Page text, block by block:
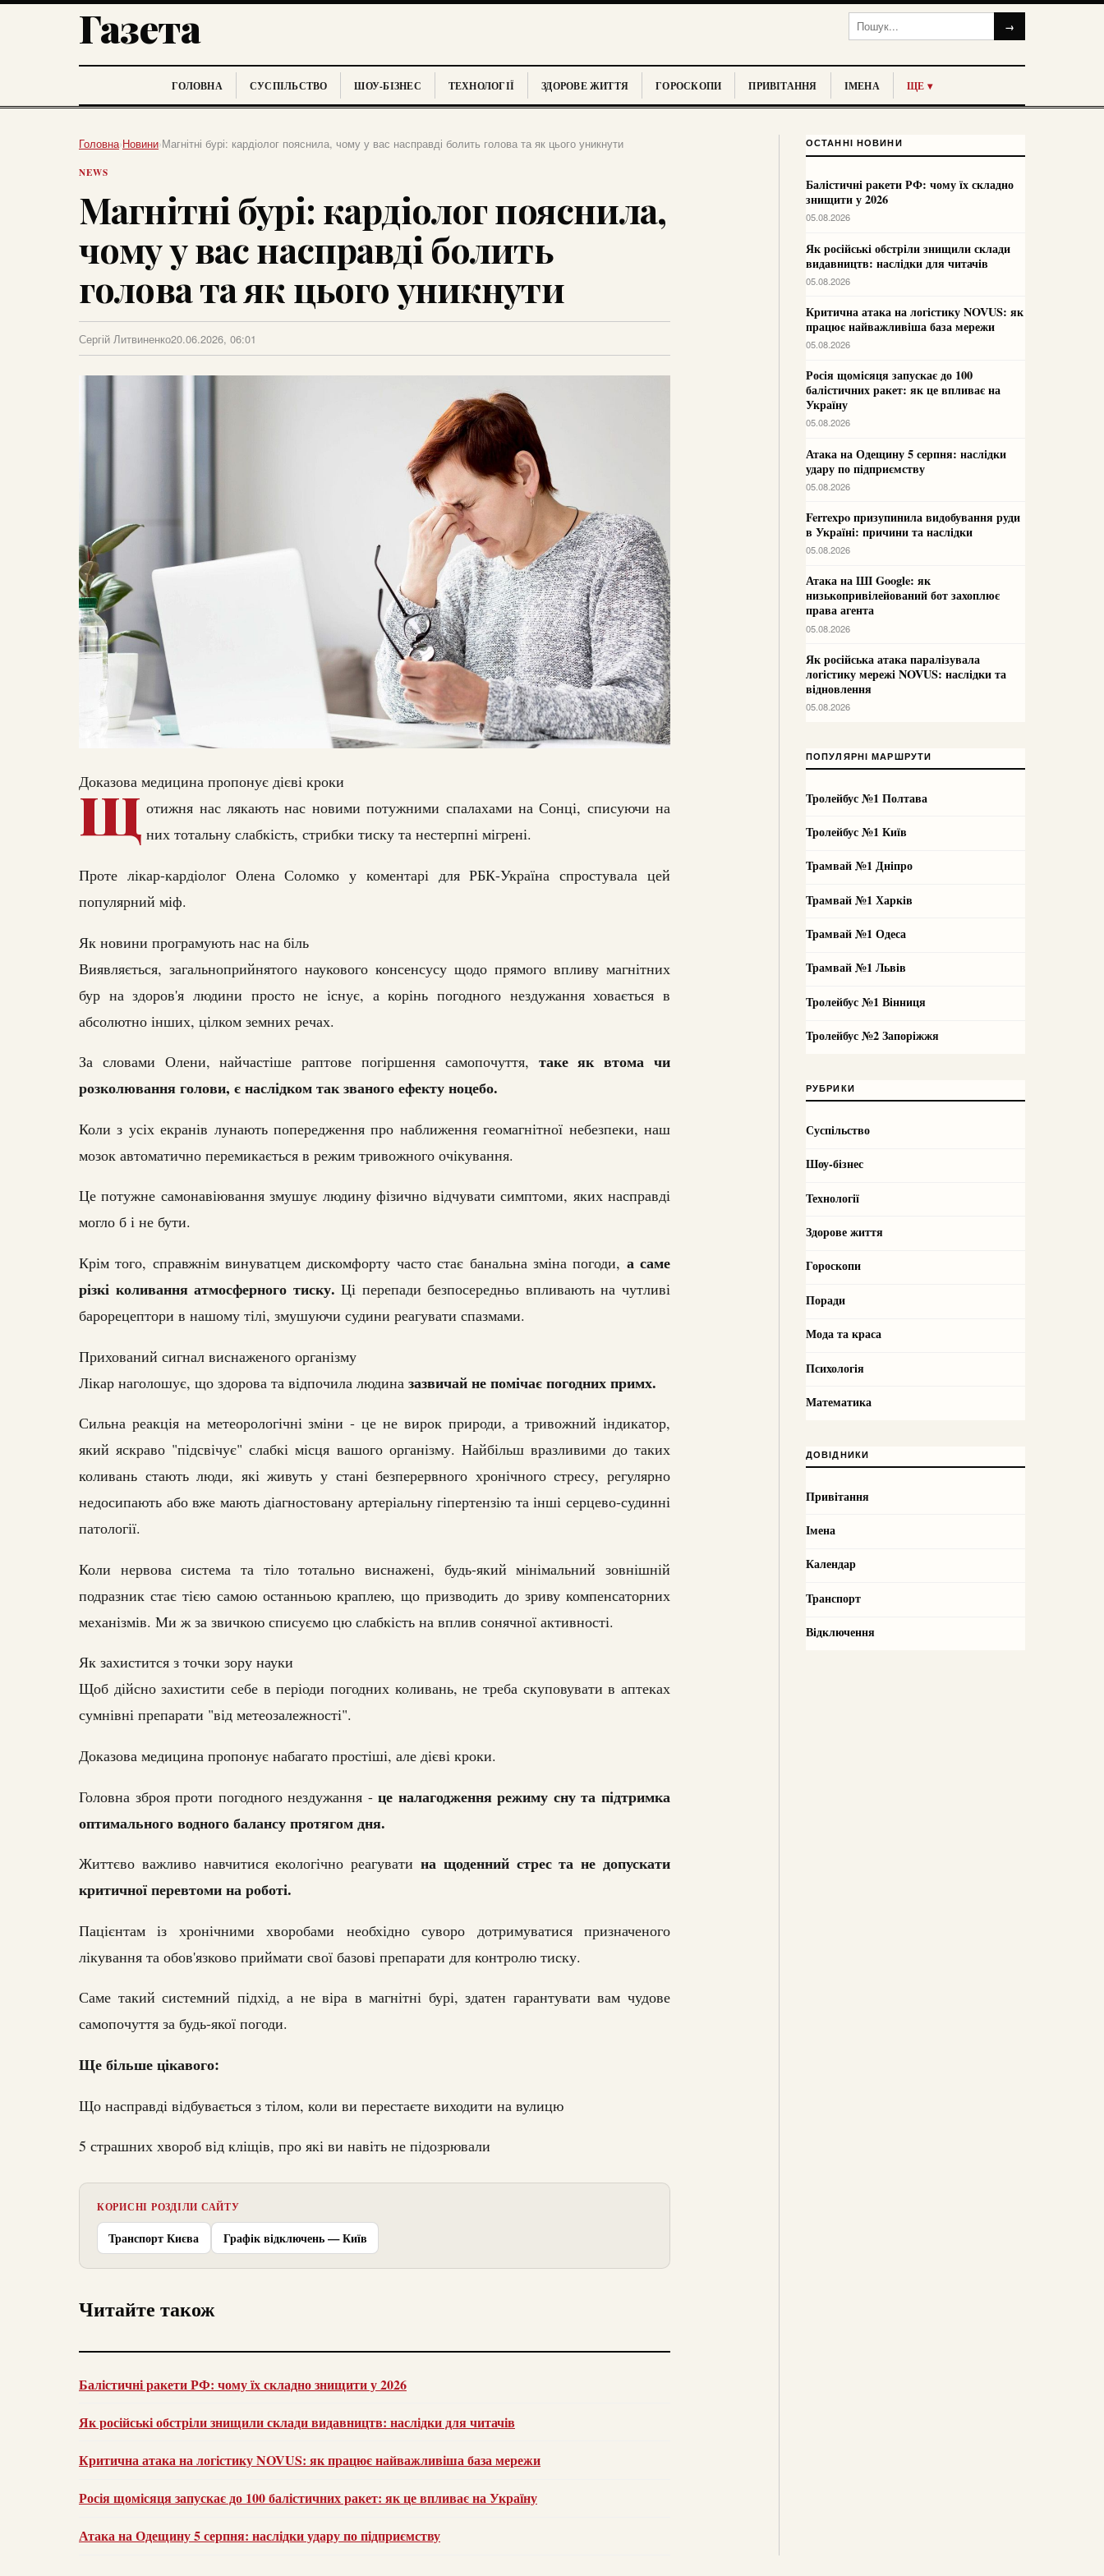
Газета →
ГОЛОВНА СУСПІЛЬСТВО ШОУ-БІЗНЕС ТЕХНОЛОГІЇ ЗДОРОВЕ ЖИТТЯ ГОРОСКОПИ ПРИВІТАННЯ ІМЕНА ЩЕ ▾
Головна›Новини›Магнітні бурі: кардіолог пояснила, чому у вас насправді болить голова та як цього уникнути
NEWS
Магнітні бурі: кардіолог пояснила,
чому у вас насправді болить
голова та як цього уникнути
Сергій Литвиненко20.06.2026, 06:01
Доказова медицина пропонує дієві кроки
Щ отижня нас лякають нас новими потужними спалахами на Сонці, списуючи на
них тотальну слабкість, стрибки тиску та нестерпні мігрені.
Проте лікар-кардіолог Олена Соломко у коментарі для РБК-Україна спростувала цей
популярний міф.
Як новини програмують нас на біль
Виявляється, загальноприйнятого наукового консенсусу щодо прямого впливу магнітних
бур на здоров'я людини просто не існує, а корінь погодного нездужання ховається в
абсолютно інших, цілком земних речах.
За словами Олени, найчастіше раптове погіршення самопочуття, таке як втома чи
розколювання голови, є наслідком так званого ефекту ноцебо.
Коли з усіх екранів лунають попередження про наближення геомагнітної небезпеки, наш
мозок автоматично перемикається в режим тривожного очікування.
Це потужне самонавіювання змушує людину фізично відчувати симптоми, яких насправді
могло б і не бути.
Крім того, справжнім винуватцем дискомфорту часто стає банальна зміна погоди, а саме
різкі коливання атмосферного тиску. Ці перепади безпосередньо впливають на чутливі
барорецептори в нашому тілі, змушуючи судини реагувати спазмами.
Прихований сигнал виснаженого організму
Лікар наголошує, що здорова та відпочила людина зазвичай не помічає погодних примх.
Сильна реакція на метеорологічні зміни - це не вирок природи, а тривожний індикатор,
який яскраво "підсвічує" слабкі місця вашого організму. Найбільш вразливими до таких
коливань стають люди, які живуть у стані безперервного хронічного стресу, регулярно
недосипають або вже мають діагностовану артеріальну гіпертензію та інші серцево-судинні
патології.
Коли нервова система та тіло тотально виснажені, будь-який мінімальний зовнішній
подразник стає тією самою останньою краплею, що призводить до зриву компенсаторних
механізмів. Ми ж за звичкою списуємо цю слабкість на вплив сонячної активності.
Як захистится з точки зору науки
Щоб дійсно захистити себе в періоди погодних коливань, не треба скуповувати в аптеках
сумнівні препарати "від метеозалежності".
Доказова медицина пропонує набагато простіші, але дієві кроки.
Головна зброя проти погодного нездужання -це налагодження режиму сну та підтримка
оптимального водного балансу протягом дня.
Життєво важливо навчитися екологічно реагувати на щоденний стрес та не допускати
критичної перевтоми на роботі.
Пацієнтам із хронічними хворобами необхідно суворо дотримуватися призначеного
лікування та обов'язково приймати свої базові препарати для контролю тиску.
Саме такий системний підхід, а не віра в магнітні бурі, здатен гарантувати вам чудове
самопочуття за будь-якої погоди.
Ще більше цікавого:
Що насправді відбувається з тілом, коли ви перестаєте виходити на вулицю
5 страшних хвороб від кліщів, про які ви навіть не підозрювали
КОРИСНІ РОЗДІЛИ САЙТУ
Транспорт Києва Графік відключень — Київ
Читайте також
Балістичні ракети РФ: чому їх складно знищити у 2026
Як російські обстріли знищили склади видавництв: наслідки для читачів
Критична атака на логістику NOVUS: як працює найважливіша база мережи
Росія щомісяця запускає до 100 балістичних ракет: як це впливає на Україну
Атака на Одещину 5 серпня: наслідки удару по підприємству
ОСТАННІ НОВИНИ
Балістичні ракети РФ: чому їх складно
знищити у 2026
05.08.2026
Як російські обстріли знищили склади
видавництв: наслідки для читачів
05.08.2026
Критична атака на логістику NOVUS: як
працює найважливіша база мережи
05.08.2026
Росія щомісяця запускає до 100
балістичних ракет: як це впливає на
Україну
05.08.2026
Атака на Одещину 5 серпня: наслідки
удару по підприємству
05.08.2026
Ferrexpo призупинила видобування руди
в Україні: причини та наслідки
05.08.2026
Атака на ШІ Google: як
низькопривілейований бот захоплює
права агента
05.08.2026
Як російська атака паралізувала
логістику мережі NOVUS: наслідки та
відновлення
05.08.2026
ПОПУЛЯРНІ МАРШРУТИ
Тролейбус №1 Полтава
Тролейбус №1 Київ
Трамвай №1 Дніпро
Трамвай №1 Харків
Трамвай №1 Одеса
Трамвай №1 Львів
Тролейбус №1 Вінниця
Тролейбус №2 Запоріжжя
РУБРИКИ
Суспільство
Шоу-бізнес
Технології
Здорове життя
Гороскопи
Поради
Мода та краса
Психологія
Математика
ДОВІДНИКИ
Привітання
Імена
Календар
Транспорт
Відключення